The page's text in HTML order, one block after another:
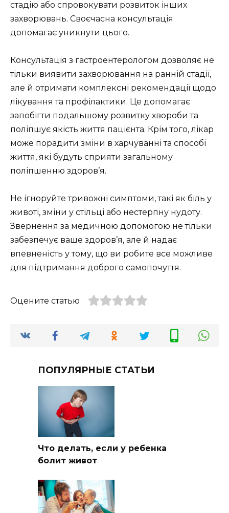
стадію або спровокувати розвиток інших
захворювань. Своєчасна консультація
допомагає уникнути цього.
Консультація з гастроентерологом дозволяє не
тільки виявити захворювання на ранній стадії,
але й отримати комплексні рекомендації щодо
лікування та профілактики. Це допомагає
запобігти подальшому розвитку хвороби та
поліпшує якість життя пацієнта. Крім того, лікар
може порадити зміни в харчуванні та способі
життя, які будуть сприяти загальному
поліпшенню здоров’я.
Не ігноруйте тривожні симптоми, такі як біль у
животі, зміни у стільці або нестерпну нудоту.
Звернення за медичною допомогою не тільки
забезпечує ваше здоров’я, але й надає
впевненість у тому, що ви робите все можливе
для підтримання доброго самопочуття.
Оцените статью
ПОПУЛЯРНЫЕ СТАТЬИ
Что делать, если у ребенка
болит живот